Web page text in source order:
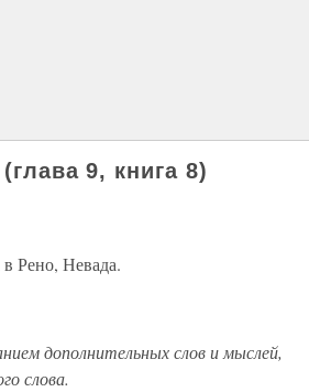
9, книга 8)
Рено, Невада.
дополнительных слов и мыслей,
слова.